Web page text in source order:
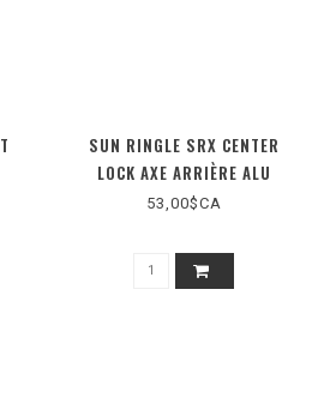
SUN RINGLE SRX CENTER
LOCK AXE ARRIÈRE ALU
53,00$CA